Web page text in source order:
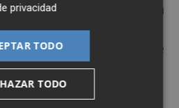
la trasera y lidiar con
abandonar el tren y
los sistemas de
a la maquinista a
para poder
privacidad
TODO
TODO